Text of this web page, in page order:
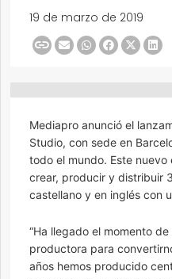
19 de marzo de 2019
Mediapro anunció el
Studio, con sede en
todo el mundo. Este
crear, producir y distribuir
castellano y en inglés con
“Ha llegado el momento
productora para
años hemos producido